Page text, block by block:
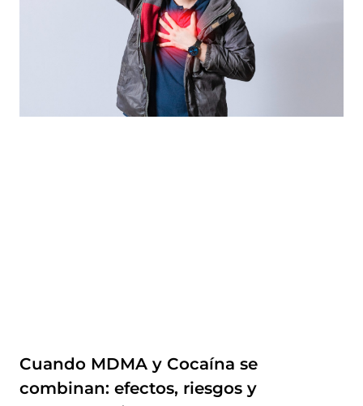
Cuando MDMA y Cocaína se
combinan: efectos, riesgos y